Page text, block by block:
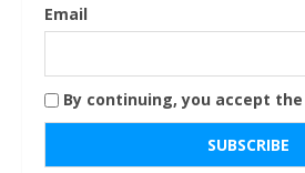
Email
By continuing, you accept